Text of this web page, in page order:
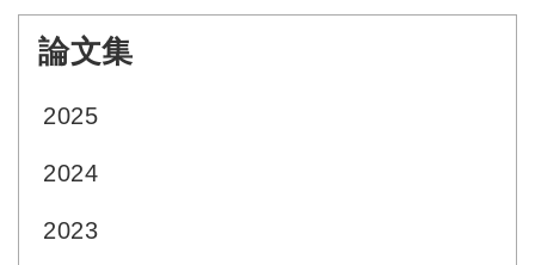
論文集
2025
2024
2023